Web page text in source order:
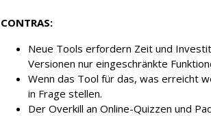
CONTRAS:
Neue Tools erfordern Zeit und
Versionen nur eingeschränkte
Wenn das Tool für das, was erreicht
in Frage stellen.
Der Overkill an Online-Quizzen und